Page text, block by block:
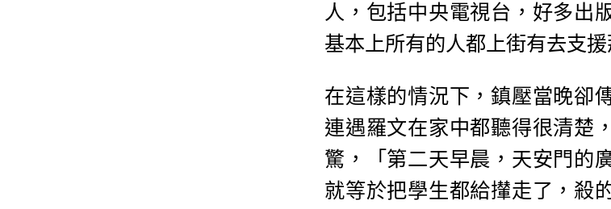
人，包括中央電視台，好多出
基本上所有的人都上街有去支援
在這樣的情況下，鎮壓當晚卻
連遇羅文在家中都聽得很清楚
驚，「第二天早晨，天安門的
就等於把學生都給攆走了，殺